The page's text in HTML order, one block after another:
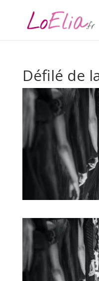
Défilé de